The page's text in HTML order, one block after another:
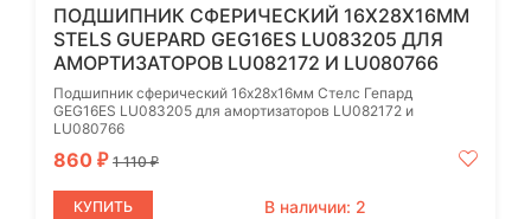
ПОДШИПНИК СФЕРИЧЕСКИЙ 16Х28Х16ММ
STELS GUEPARD GEG16ES LU083205 ДЛЯ
АМОРТИЗАТОРОВ LU082172 И LU080766
Подшипник сферический 16х28х16мм Стелс Гепард
GEG16ES LU083205 для амортизаторов LU082172 и
LU080766
860 ₽ 1 110₽
КУПИТЬ В наличии: 2